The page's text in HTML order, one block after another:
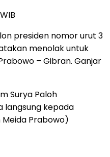
presiden nomor urut 3
menolak untuk
– Gibran. Ganjar